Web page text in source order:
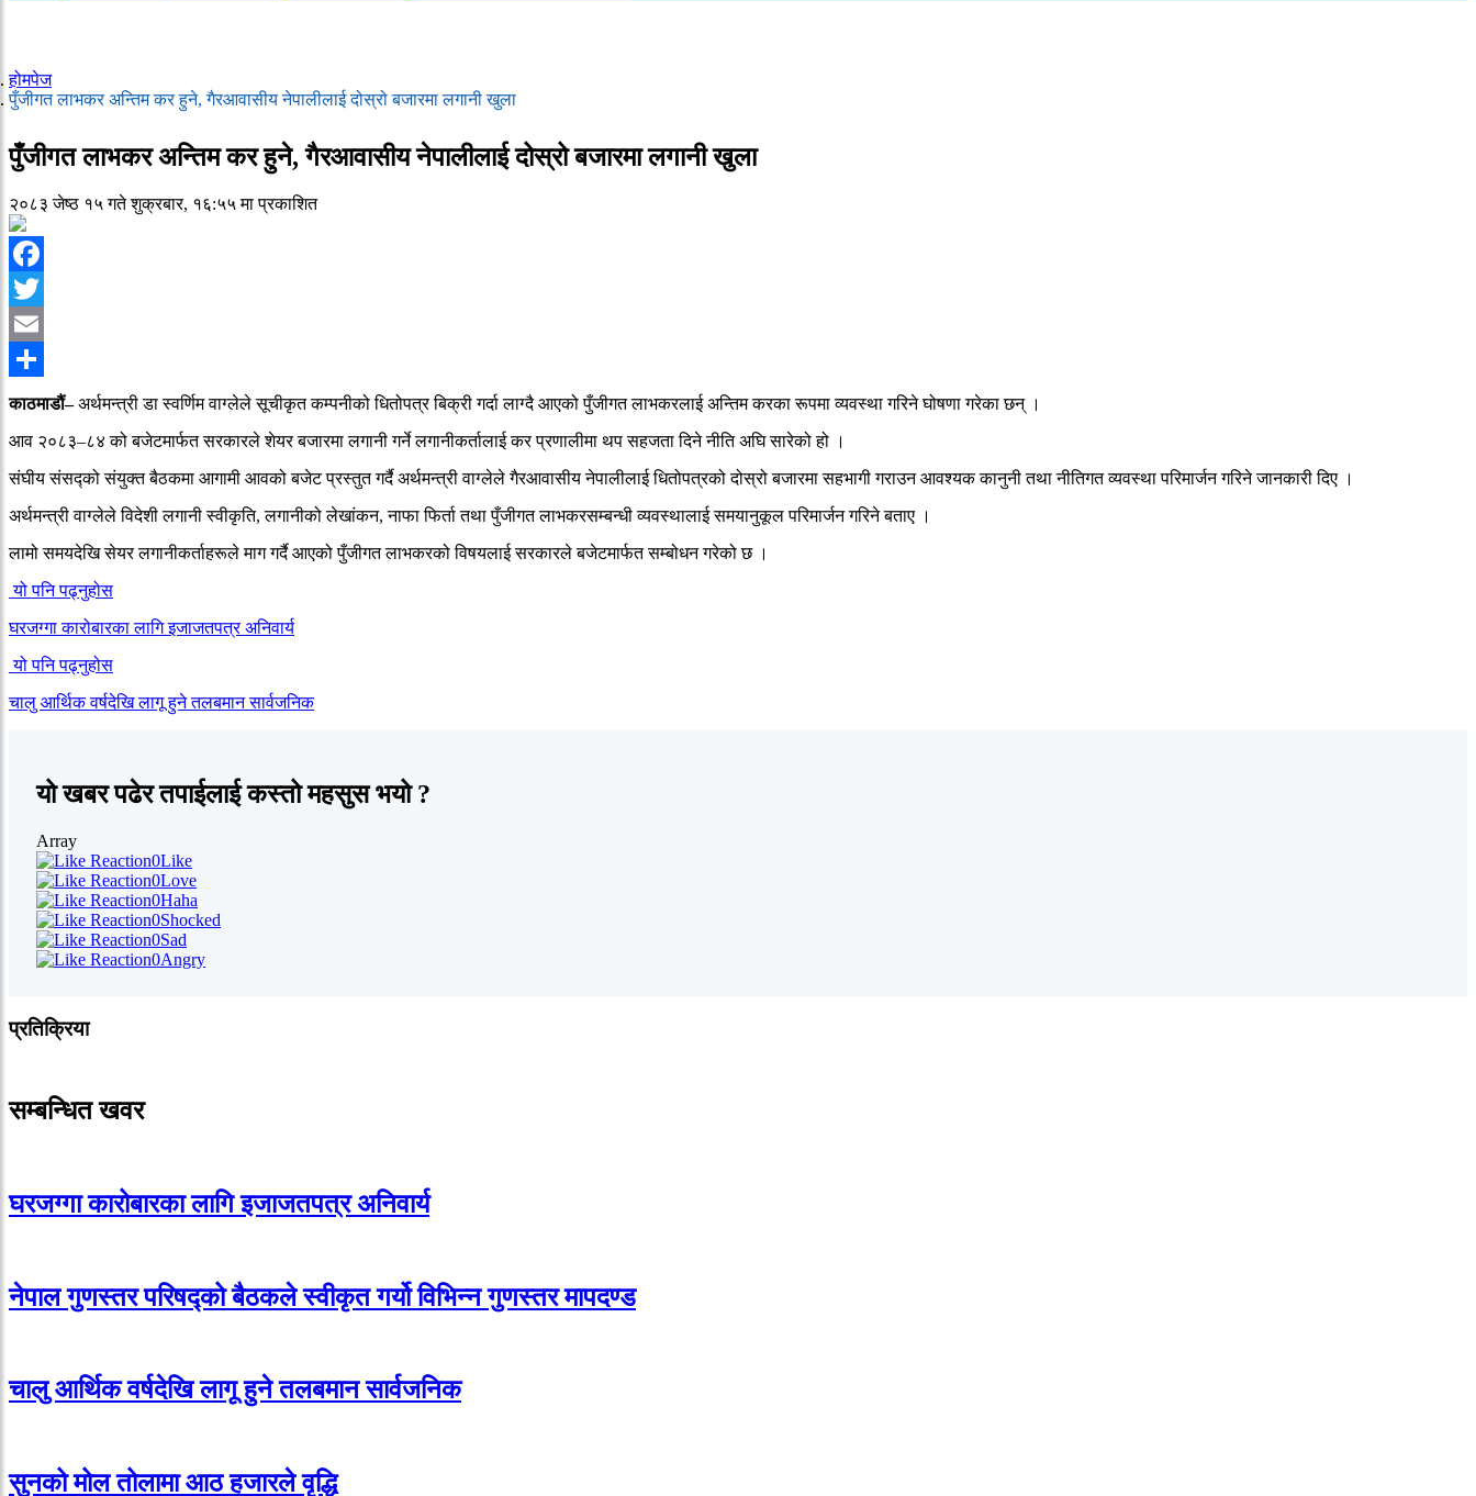
होमपेज
पुँजीगत लाभकर अन्तिम कर हुने, गैरआवासीय नेपालीलाई दोस्रो बजारमा लगानी खुला
पुँजीगत लाभकर अन्तिम कर हुने, गैरआवासीय नेपालीलाई दोस्रो बजारमा लगानी खुला
२०८३ जेष्ठ १५ गते शुक्रबार, १६:५५ मा प्रकाशित
Facebook
Twitter
Email
Share
काठमाडौं–अर्थमन्त्री डा स्वर्णिम वाग्लेले सूचीकृत कम्पनीको धितोपत्र बिक्री गर्दा लाग्दै आएको पुँजीगत लाभकरलाई अन्तिम करका रूपमा व्यवस्था गरिने घोषणा गरेका छन् ।
आव २०८३–८४ को बजेटमार्फत सरकारले शेयर बजारमा लगानी गर्ने लगानीकर्तालाई कर प्रणालीमा थप सहजता दिने नीति अघि सारेको हो ।
संघीय संसद्को संयुक्त बैठकमा आगामी आवको बजेट प्रस्तुत गर्दै अर्थमन्त्री वाग्लेले गैरआवासीय नेपालीलाई धितोपत्रको दोस्रो बजारमा सहभागी गराउन आवश्यक कानुनी तथा नीतिगत व्यवस्था परिमार्जन गरिने जानकारी दिए ।
अर्थमन्त्री वाग्लेले विदेशी लगानी स्वीकृति, लगानीको लेखांकन, नाफा फिर्ता तथा पुँजीगत लाभकरसम्बन्धी व्यवस्थालाई समयानुकूल परिमार्जन गरिने बताए ।
लामो समयदेखि सेयर लगानीकर्ताहरूले माग गर्दै आएको पुँजीगत लाभकरको विषयलाई सरकारले बजेटमार्फत सम्बोधन गरेको छ ।
यो पनि पढ्नुहोस
घरजग्गा कारोबारका लागि इजाजतपत्र अनिवार्य
यो पनि पढ्नुहोस
चालु आर्थिक वर्षदेखि लागू हुने तलबमान सार्वजनिक
यो खबर पढेर तपाईलाई कस्तो महसुस भयो ?
Array
0Like
0Love
0Haha
0Shocked
0Sad
0Angry
प्रतिक्रिया
सम्बन्धित खवर
घरजग्गा कारोबारका लागि इजाजतपत्र अनिवार्य
नेपाल गुणस्तर परिषद्को बैठकले स्वीकृत गर्यो विभिन्न गुणस्तर मापदण्ड
चालु आर्थिक वर्षदेखि लागू हुने तलबमान सार्वजनिक
सुनको मोल तोलामा आठ हजारले वृद्धि